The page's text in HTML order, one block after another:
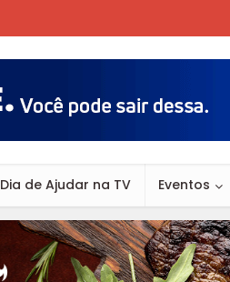
Dia de Ajudar na TV Eventos